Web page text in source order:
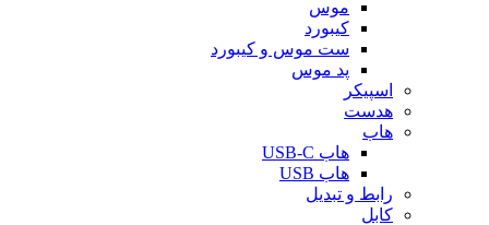
موس
کیبورد
ست موس و کیبورد
پد موس
اسپیکر
هدست
هاب
هاب USB-C
هاب USB
رابط و تبدیل
کابل